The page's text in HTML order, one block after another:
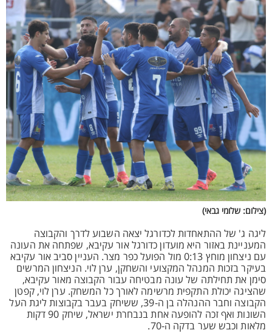
(צילום: שלומי גבאי)
ליגה ג' של ההתאחדות לכדורגל יצאה השבוע לדרך והקבוצה
המעניינת באזור היא מועדון כדורגל אור עקיבא, שפתחה את העונה
עם ניצחון מוחץ 0:13 מול הפועל כפר מצר. העניין סביב אור עקיבא
בעיקר בזכות המנהל המקצועי והשחקן, ערן לוי. הניצחון המרשים
סימן את תחילתה של עונה מבטיחה עבור הקבוצה מאור עקיבא,
שהציגה יכולת התקפית מרשימה לאורך כל המשחק. ערן לוי, קפטן
הקבוצה וחבר ההנהלה בן ה-39, ששיחק בעבר בקבוצות ליגת העל
השונות ואף זכה להופעה אחת בנבחרת ישראל, שיחק 90 דקות
מלאות וכבש שער בדקה ה-70.